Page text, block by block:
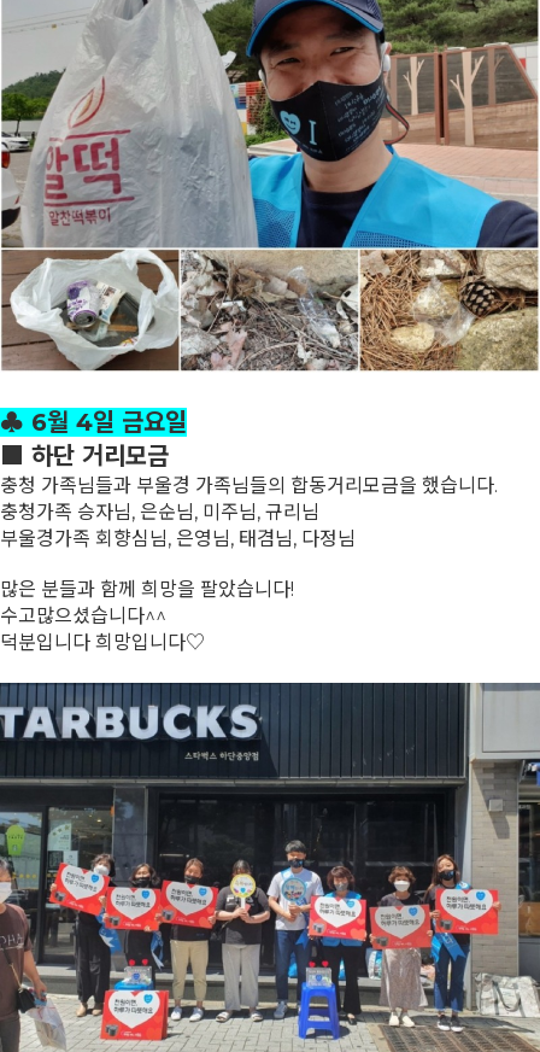
♣ 6월 4일 금요일
■ 하단 거리모금
충청 가족님들과 부울경 가족님들의 합동거리모금을 했습니다.
충청가족 승자님, 은순님, 미주님, 규리님
부울경가족 회향심님, 은영님, 태겸님, 다정님
많은 분들과 함께 희망을 팔았습니다!
수고많으셨습니다^^
덕분입니다 희망입니다♡